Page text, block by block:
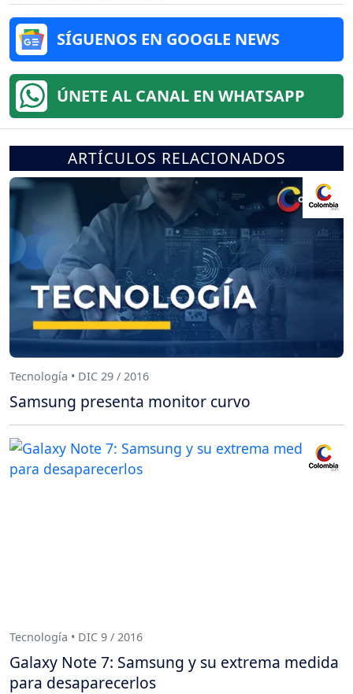
SÍGUENOS EN GOOGLE NEWS
ÚNETE AL CANAL EN WHATSAPP
ARTÍCULOS RELACIONADOS
Tecnología • DIC 29 / 2016
Samsung presenta monitor curvo
Tecnología • DIC 9 / 2016
Galaxy Note 7: Samsung y su extrema medida
para desaparecerlos